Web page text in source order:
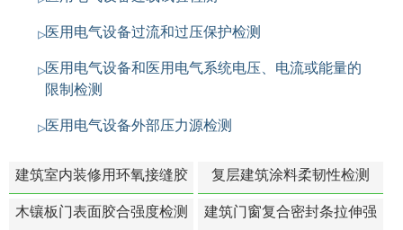
医用电气设备过流和过压保护检测
医用电气设备和医用电气系统电压、电流或能量的
限制检测
医用电气设备外部压力源检测
建筑室内装修用环氧接缝胶
苯含量检测
复层建筑涂料柔韧性检测
木镶板门表面胶合强度检测
建筑门窗复合密封条拉伸强